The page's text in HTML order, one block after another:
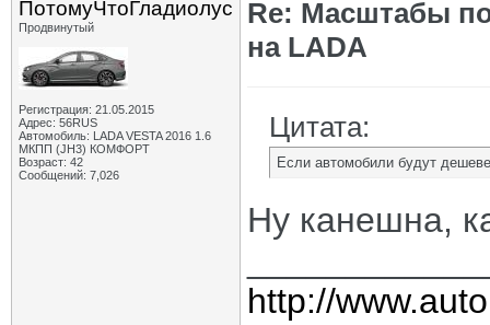
ПотомуЧтоГладиолус
Продвинутый
Регистрация: 21.05.2015
Адрес: 56RUS
Автомобиль: LADA VESTA 2016 1.6
МКПП (JH3) КОМФОРТ
Возраст: 42
Сообщений: 7,026
Re: Масштабы
на LADA
Цитата:
Если автомобили будут
Ну канешна,
http://